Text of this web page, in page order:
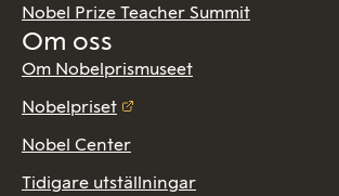
Nobel Prize Teacher Summit
Om oss
Om Nobelprismuseet
Nobelpriset
Nobel Center
Tidigare utställningar